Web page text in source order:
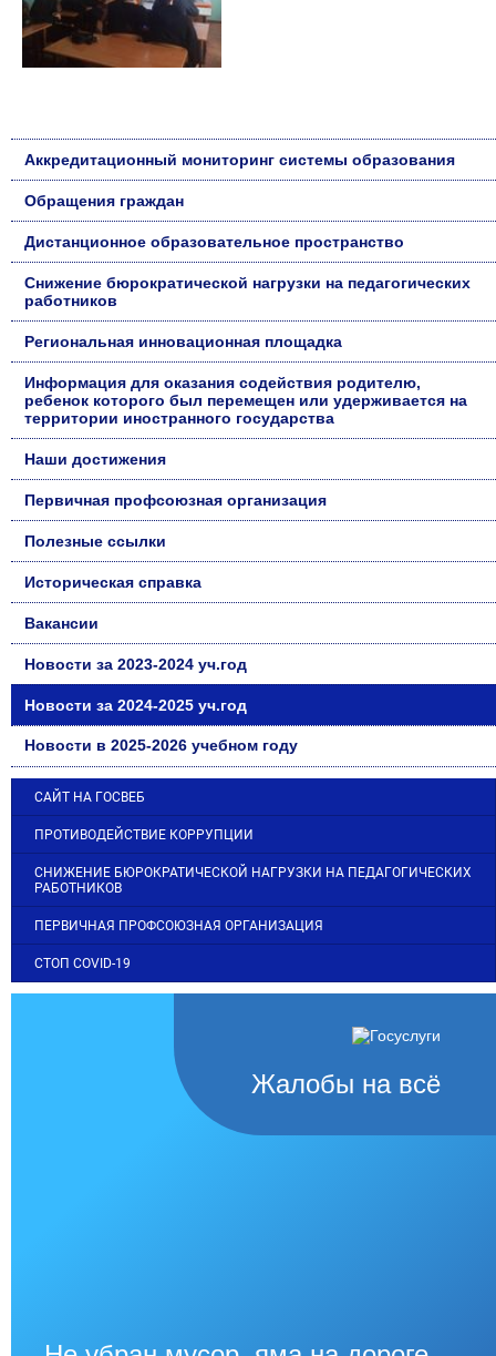
Аккредитационный мониторинг системы образования
Обращения граждан
Дистанционное образовательное пространство
Снижение бюрократической нагрузки на педагогических
работников
Региональная инновационная площадка
Информация для оказания содействия родителю,
ребенок которого был перемещен или удерживается на
территории иностранного государства
Наши достижения
Первичная профсоюзная организация
Полезные ссылки
Историческая справка
Вакансии
Новости за 2023-2024 уч.год
Новости за 2024-2025 уч.год
Новости в 2025-2026 учебном году
САЙТ НА ГОСВЕБ
ПРОТИВОДЕЙСТВИЕ КОРРУПЦИИ
СНИЖЕНИЕ БЮРОКРАТИЧЕСКОЙ НАГРУЗКИ НА ПЕДАГОГИЧЕСКИХ
РАБОТНИКОВ
ПЕРВИЧНАЯ ПРОФСОЮЗНАЯ ОРГАНИЗАЦИЯ
СТОП COVID-19
Жалобы на всё